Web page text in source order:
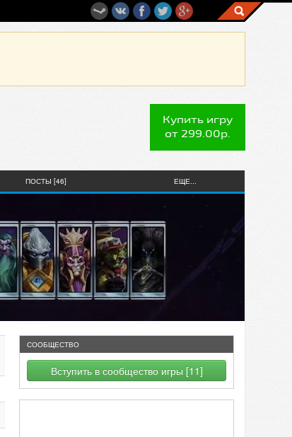
Купить игру
от 299.00р.
ПОСТЫ [46] ЕЩЕ...
СООБЩЕСТВО
Вступить в сообщество игры [11]